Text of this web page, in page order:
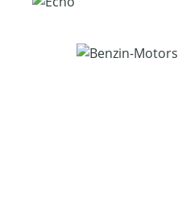
Bildergalerie überspringen